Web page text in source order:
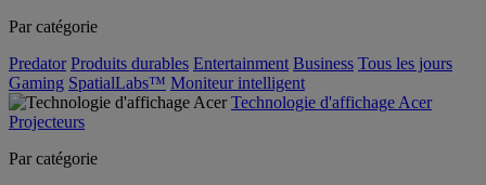
Par catégorie
Predator Produits durables Entertainment Business Tous les jours
Gaming SpatialLabs™ Moniteur intelligent
Technologie d'affichage Acer
Projecteurs
Par catégorie